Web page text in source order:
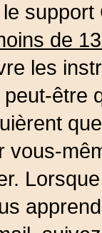
de
les
être
vous-